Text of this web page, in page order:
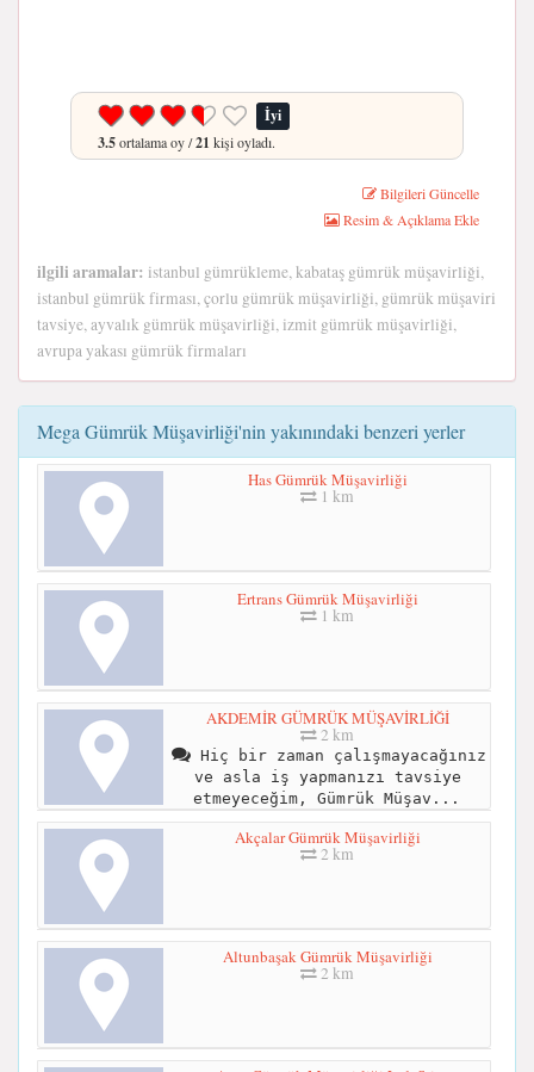
İyi
3.5ortalama oy /21 kişi oyladı.
Bilgileri Güncelle
Resim & Açıklama Ekle
ilgili aramalar: istanbul gümrükleme, kabataş gümrük müşavirliği,
istanbul gümrük firması, çorlu gümrük müşavirliği, gümrük müşaviri
tavsiye, ayvalık gümrük müşavirliği, izmit gümrük müşavirliği,
avrupa yakası gümrük firmaları
Mega Gümrük Müşavirliği'nin yakınındaki benzeri yerler
Has Gümrük Müşavirliği
1 km
Ertrans Gümrük Müşavirliği
1 km
AKDEMİR GÜMRÜK MÜŞAVİRLİĞİ
2 km
Hiç bir zaman çalışmayacağınız
ve asla iş yapmanızı tavsiye
etmeyeceğim, Gümrük Müşav...
Akçalar Gümrük Müşavirliği
2 km
Altunbaşak Gümrük Müşavirliği
2 km